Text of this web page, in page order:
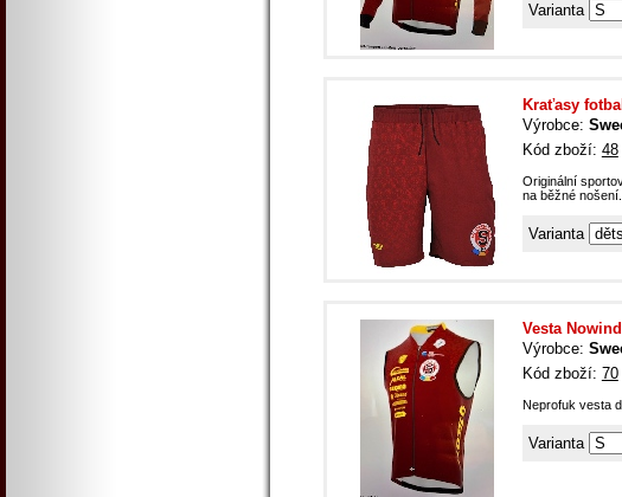
Varianta
Kraťasy
Výrobce:
Kód zboží: 48
Originální
na běžné
Varianta
Vesta
Výrobce:
Kód zboží: 70
Neprofuk vesta
Varianta